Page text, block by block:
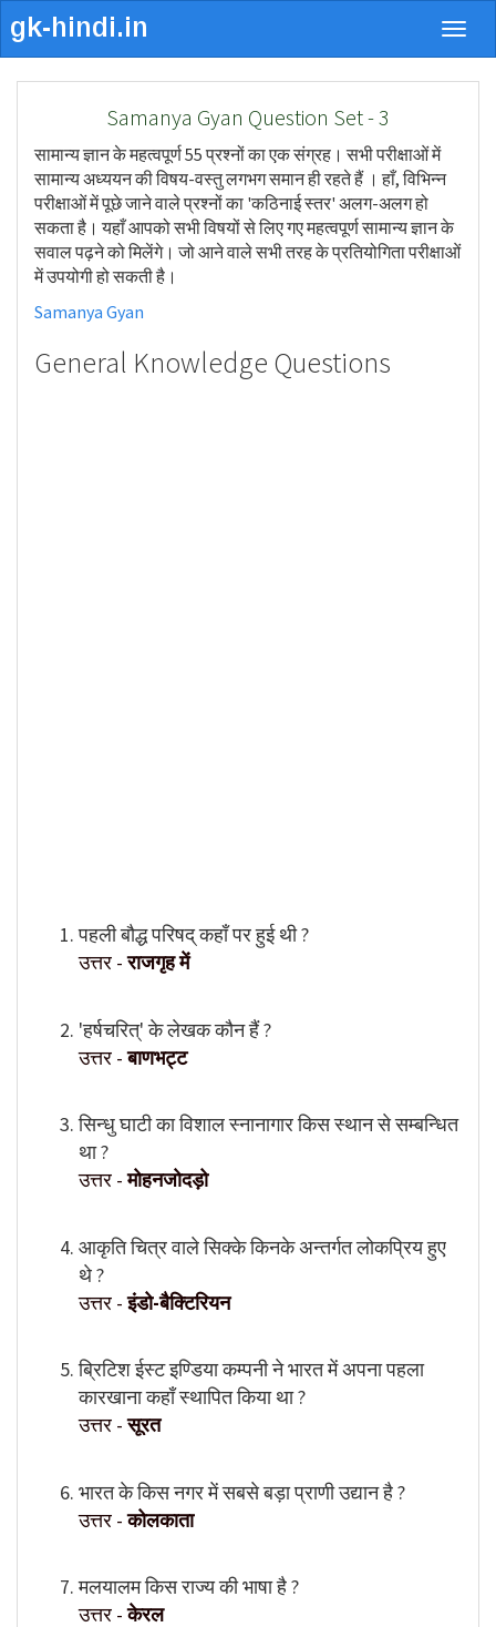
Samanya Gyan Question Set - 3
सामान्य ज्ञान के महत्वपूर्ण 55 प्रश्नों का एक संग्रह। सभी परीक्षाओं में
सामान्य अध्ययन की विषय-वस्तु लगभग समान ही रहते हैं । हाँ, विभिन्न
परीक्षाओं में पूछे जाने वाले प्रश्नों का 'कठिनाई स्तर' अलग-अलग हो
सकता है। यहाँ आपको सभी विषयों से लिए गए महत्वपूर्ण सामान्य ज्ञान के
सवाल पढ़ने को मिलेंगे। जो आने वाले सभी तरह के प्रतियोगिता परीक्षाओं
में उपयोगी हो सकती है।
Samanya Gyan
General Knowledge Questions
पहली बौद्ध परिषद् कहाँ पर हुई थी ?
उत्तर -राजगृह में
'हर्षचरित्' के लेखक कौन हैं ?
उत्तर -बाणभट्ट
सिन्धु घाटी का विशाल स्नानागार किस स्थान से सम्बन्धित
था ?
उत्तर -मोहनजोदड़ो
आकृति चित्र वाले सिक्के किनके अन्तर्गत लोकप्रिय हुए
थे ?
उत्तर -इंडो-बैक्टिरियन
ब्रिटिश ईस्ट इण्डिया कम्पनी ने भारत में अपना पहला
कारखाना कहाँ स्थापित किया था ?
उत्तर -सूरत
भारत के किस नगर में सबसे बड़ा प्राणी उद्यान है ?
उत्तर -कोलकाता
मलयालम किस राज्य की भाषा है ?
उत्तर -केरल